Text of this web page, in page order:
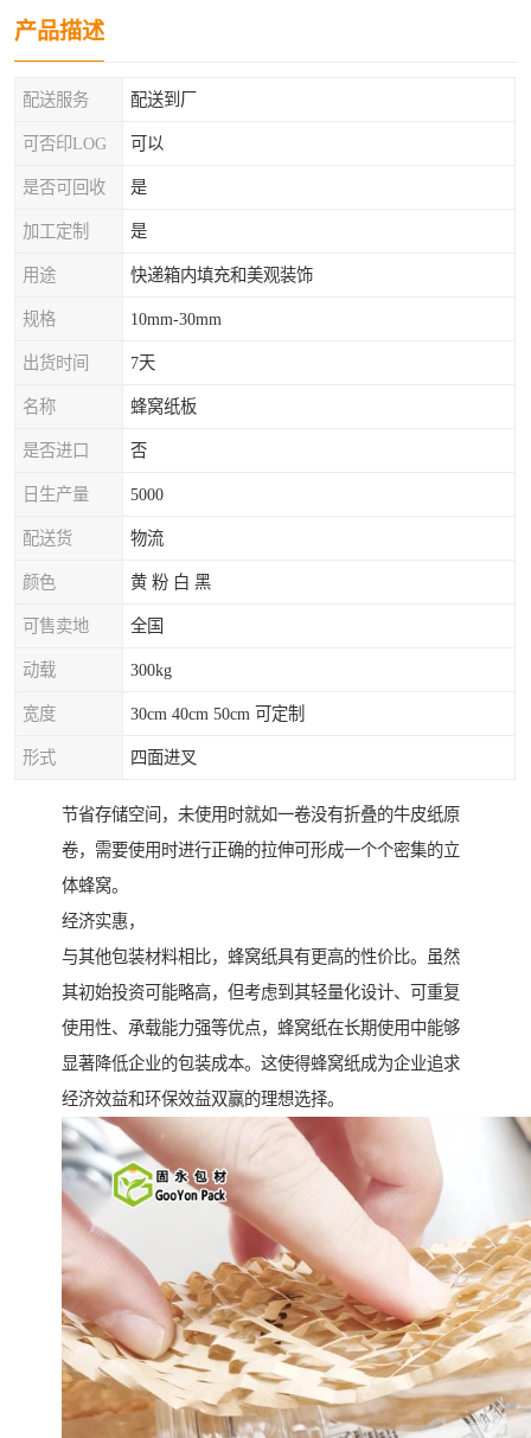
产品描述
配送服务 配送到厂
可否印LOG 可以
是否可回收 是
加工定制 是
用途 快递箱内填充和美观装饰
规格 10mm-30mm
出货时间 7天
名称 蜂窝纸板
是否进口 否
日生产量 5000
配送货 物流
颜色 黄 粉 白 黑
可售卖地 全国
动载 300kg
宽度 30cm 40cm 50cm 可定制
形式 四面进叉
节省存储空间，未使用时就如一卷没有折叠的牛皮纸原
卷，需要使用时进行正确的拉伸可形成一个个密集的立
体蜂窝。
经济实惠，
与其他包装材料相比，蜂窝纸具有更高的性价比。虽然
其初始投资可能略高，但考虑到其轻量化设计、可重复
使用性、承载能力强等优点，蜂窝纸在长期使用中能够
显著降低企业的包装成本。这使得蜂窝纸成为企业追求
经济效益和环保效益双赢的理想选择。